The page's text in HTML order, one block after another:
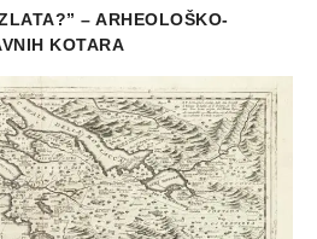
– ARHEOLOŠKO-
KOTARA